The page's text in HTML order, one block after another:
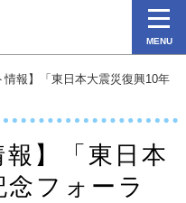
情報】「東日本大震災復興10年
報】「東日本
フォーラ
MENU